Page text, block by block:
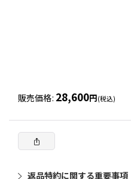
販売価格: 28,600円(税込)
返品特約に関する重要事項